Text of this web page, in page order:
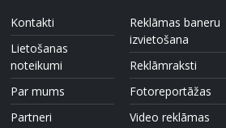
Kontakti
Lietošanas
noteikumi
Par mums
Partneri
Reklāmas baneru
izvietošana
Reklāmraksti
Fotoreportāžas
Video reklāmas